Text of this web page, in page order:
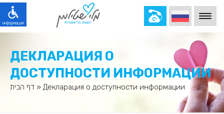
Вы
достигли
меню
информации
Вы
достигли
области
логотипа,
главную
страницу
контактные
главного
меню
языкового
переключателя.
ПРОЦЕСС РАБОТЫ
ОТЗЫВЫ КЛИЕНТОВ
ИНФОРМАЦИЯ
достигли
основного
контента.
Нажмите
ДЕКЛАРАЦИЯ О
ДОСТУПНОСТИ ИНФОРМАЦИИ
דף הבית » Декларация о доступности информации